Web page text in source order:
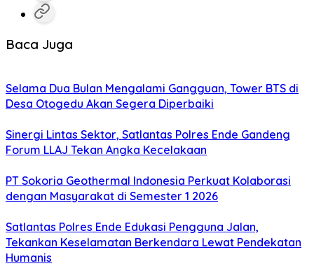
Baca Juga
Selama Dua Bulan Mengalami Gangguan, Tower BTS di
Desa Otogedu Akan Segera Diperbaiki
Sinergi Lintas Sektor, Satlantas Polres Ende Gandeng
Forum LLAJ Tekan Angka Kecelakaan
PT Sokoria Geothermal Indonesia Perkuat Kolaborasi
dengan Masyarakat di Semester 1 2026
Satlantas Polres Ende Edukasi Pengguna Jalan,
Tekankan Keselamatan Berkendara Lewat Pendekatan
Humanis